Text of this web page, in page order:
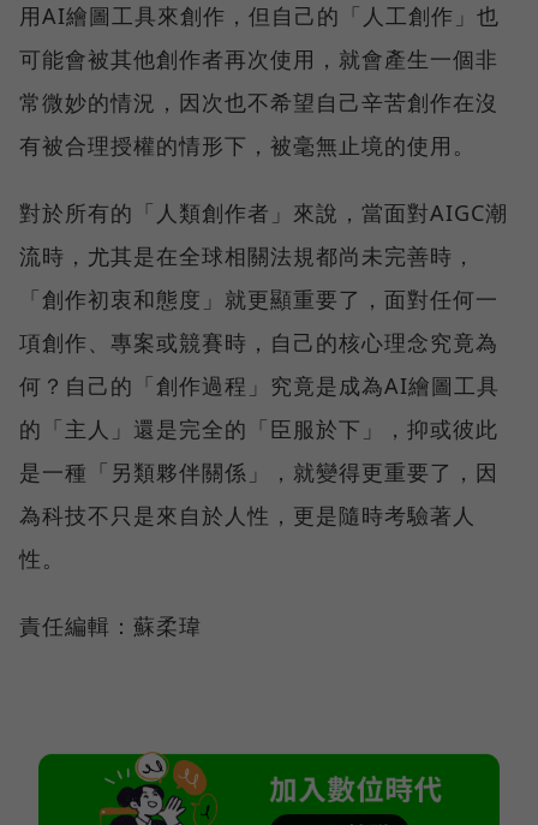
用AI繪圖工具來創作，但自己的「人工創作」也
可能會被其他創作者再次使用，就會產生一個非
常微妙的情況，因次也不希望自己辛苦創作在沒
有被合理授權的情形下，被毫無止境的使用。
對於所有的「人類創作者」來說，當面對AIGC潮
流時，尤其是在全球相關法規都尚未完善時，
「創作初衷和態度」就更顯重要了，面對任何一
項創作、專案或競賽時，自己的核心理念究竟為
何？自己的「創作過程」究竟是成為AI繪圖工具
的「主人」還是完全的「臣服於下」，抑或彼此
是一種「另類夥伴關係」，就變得更重要了，因
為科技不只是來自於人性，更是隨時考驗著人
性。
責任編輯：蘇柔瑋